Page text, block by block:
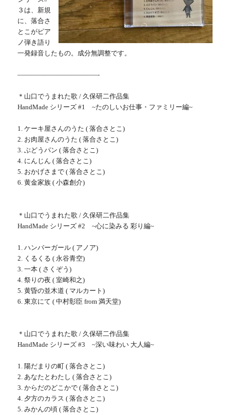
３は、新規
に、落合さ
とこがピア
ノ弾き語り
一発録音したもの。成分無調整です。
————————————-
＊山口でうまれた歌 / 久保研二作品集
HandMade シリーズ #1 ~たのしいお仕事・ファミリー編~
1. ケーキ屋さんのうた ( 落合さとこ)
2. お肉屋さんのうた ( 落合さとこ)
3. ぶどうパン ( 落合さとこ)
4. にんじん ( 落合さとこ)
5. おかげさまで ( 落合さとこ)
6. 黄金家族 ( 小森創介)
＊山口でうまれた歌 / 久保研二作品集
HandMade シリーズ #2 ~心に染みる 彩り編~
1. ハンバーガール ( アノア)
2. くるくる ( 永谷青空)
3. 一本 ( さくぞう)
4. 祭りの夜 ( 室崎和之)
5. 黄昏の並木道 ( マルカート)
6. 東京にて ( 中村彰臣 from 満天堂)
＊山口でうまれた歌 / 久保研二作品集
HandMade シリーズ #3 ~深い味わい 大人編~
1. 陽だまりの町 ( 落合さとこ)
2. あなたとわたし ( 落合さとこ)
3. からだのどこかで ( 落合さとこ)
4. 夕方のカラス ( 落合さとこ)
5. みかんの頃 ( 落合さとこ)